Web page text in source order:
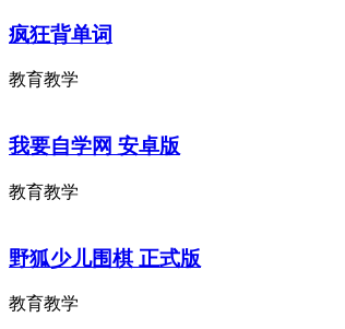
疯狂背单词
教育教学
我要自学网 安卓版
教育教学
野狐少儿围棋 正式版
教育教学